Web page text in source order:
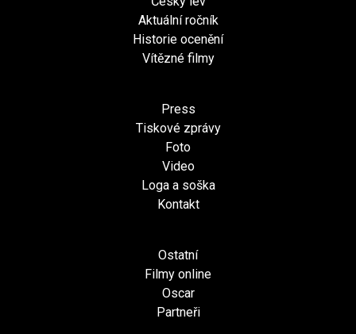
Aktuální ročník
Historie ocenění
Vítězné filmy
Press
Tiskové zprávy
Foto
Video
Loga a soška
Kontakt
Ostatní
Filmy online
Oscar
Partneři